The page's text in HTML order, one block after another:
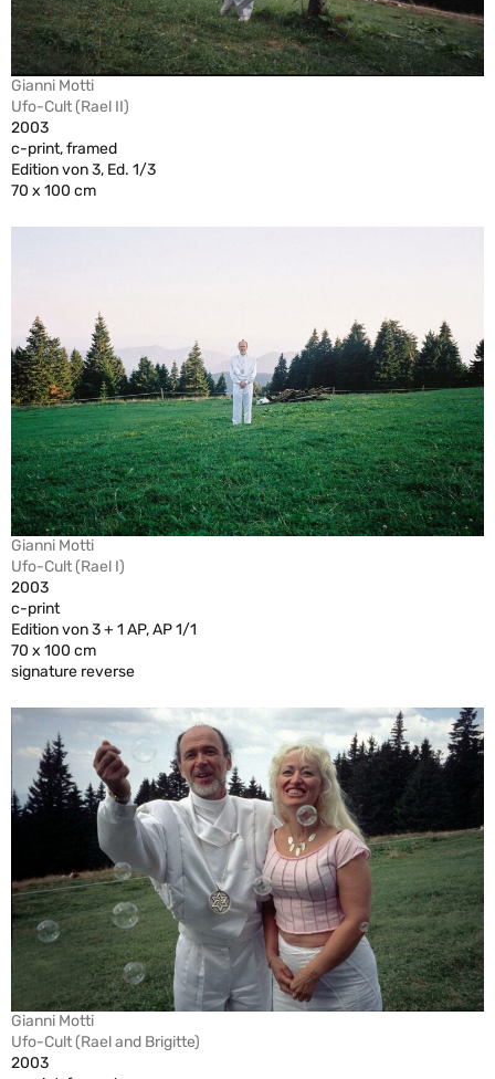
Gianni Motti
Ufo-Cult (Rael II)
2003
c-print, framed
Edition von 3, Ed. 1/3
70 x 100 cm
Gianni Motti
Ufo-Cult (Rael I)
2003
c-print
Edition von 3 + 1 AP, AP 1/1
70 x 100 cm
signature reverse
Gianni Motti
Ufo-Cult (Rael and Brigitte)
2003